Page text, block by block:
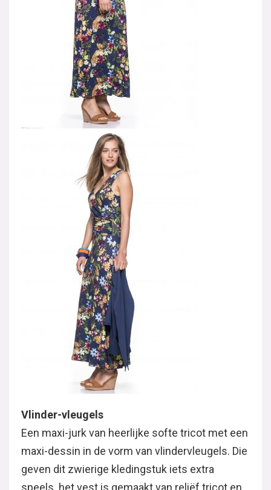
Vlinder-vleugels
Een maxi-jurk van heerlijke softe tricot met een
maxi-dessin in de vorm van vlindervleugels. Die
geven dit zwierige kledingstuk iets extra
speels. het vest is gemaakt van reliëf tricot en